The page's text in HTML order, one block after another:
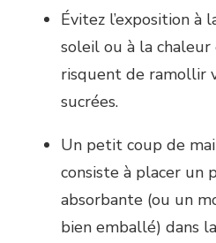
Évitez l’exposition à
soleil ou à la chaleur
risquent de ramollir
sucrées.
Un petit coup de
consiste à placer un
absorbante (ou un
bien emballé) dans